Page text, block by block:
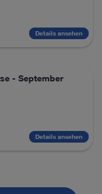
Details ansehen
- September
Details ansehen